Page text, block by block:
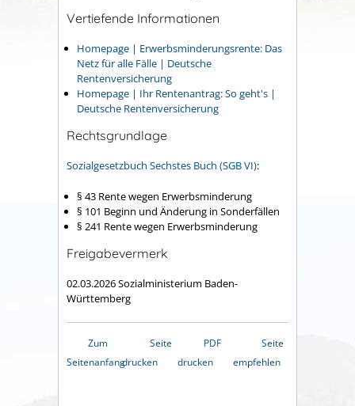
Vertiefende Informationen
Homepage | Erwerbsminderungs­rente: Das
Netz für alle Fälle | Deutsche
Rentenversicherung
Homepage | Ihr Rentenantrag: So geht's |
Deutsche Rentenversicherung
Rechtsgrundlage
Sozialgesetzbuch Sechstes Buch (SGB VI):
§ 43 Rente wegen Erwerbsminderung
§ 101 Beginn und Änderung in Sonderfällen
§ 241 Rente wegen Erwerbsminderung
Freigabevermerk
02.03.2026Sozialministerium Baden-
Württemberg
Zum
Seitenanfang
Seite
drucken
PDF
drucken
Seite
empfehlen